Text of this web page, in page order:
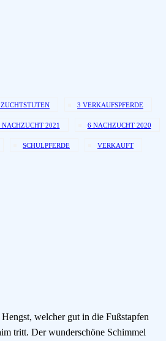
3 VERKAUFSPFERDE
NACHZUCHT 2021 6 NACHZUCHT 2020
SCHULPFERDE VERKAUFT
welcher gut in die Fußstapfen
tritt. Der wunderschöne Schimmel